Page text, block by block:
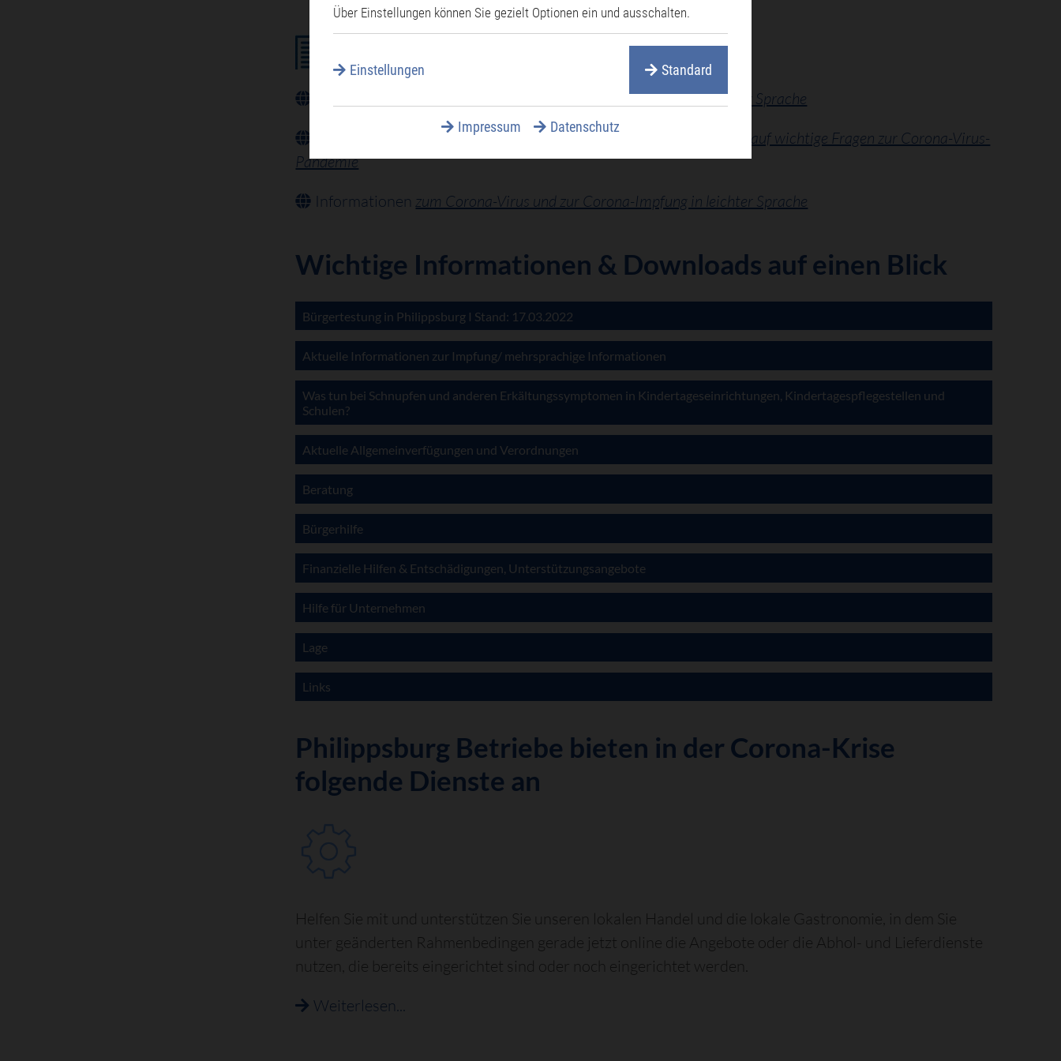
in Gebärdensprache und in leichter Sprache
zum Corona-Virus
in leichter Sprache und Antworten auf wichtige Fragen zur Corona-Virus-
Pandemie
Informationen zum Corona-Virus und zur Corona-Impfung in leichter Sprache
Wichtige Informationen & Downloads auf einen Blick
Bürgertestung in Philippsburg I Stand: 17.03.2022
Aktuelle Informationen zur Impfung/ mehrsprachige Informationen
Was tun bei Schnupfen und anderen Erkältungssymptomen in Kindertageseinrichtungen, Kindertagespflegestellen und
Schulen?
Aktuelle Allgemeinverfügungen und Verordnungen
Beratung
Bürgerhilfe
Finanzielle Hilfen & Entschädigungen, Unterstützungsangebote
Hilfe für Unternehmen
Lage
Links
Philippsburg Betriebe bieten in der Corona-Krise
folgende Dienste an
Helfen Sie mit und unterstützen Sie unseren lokalen Handel und die lokale Gastronomie, in dem Sie
unter geänderten Rahmenbedingen gerade jetzt online die Angebote oder die Abhol- und Lieferdienste
nutzen, die bereits eingerichtet sind oder noch eingerichtet werden.
Weiterlesen...
Über Einstellungen können Sie gezielt Optionen ein und ausschalten.
Einstellungen Standard
Impressum Datenschutz